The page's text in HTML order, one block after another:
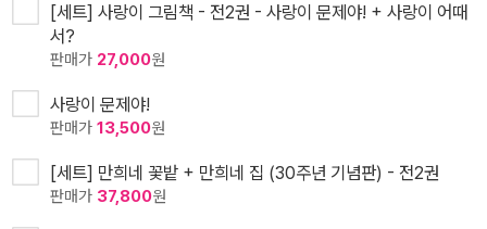
[세트] 사랑이 그림책 - 전2권 - 사랑이 문제야! + 사랑이 어때
서?
판매가 27,000원
사랑이 문제야!
판매가 13,500원
[세트] 만희네 꽃밭 + 만희네 집 (30주년 기념판) - 전2권
판매가 37,800원